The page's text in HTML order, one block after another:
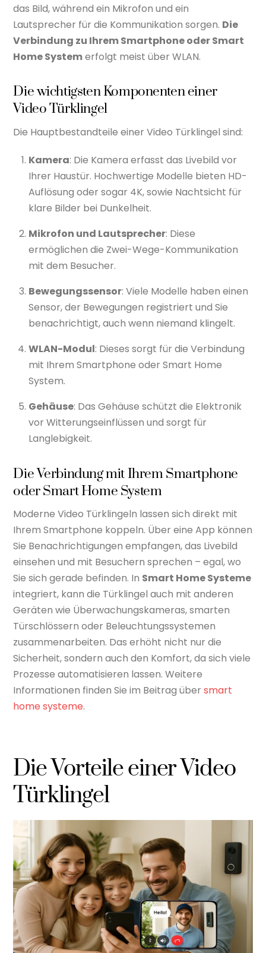
das Bild, während ein Mikrofon und ein
Lautsprecher für die Kommunikation sorgen. Die
Verbindung zu Ihrem Smartphone oder Smart
Home Systemerfolgt meist über WLAN.
Die wichtigsten Komponenten einer
Video Türklingel
Die Hauptbestandteile einer Video Türklingel sind:
Kamera: Die Kamera erfasst das Livebild vor
Ihrer Haustür. Hochwertige Modelle bieten HD-
Auflösung oder sogar 4K, sowie Nachtsicht für
klare Bilder bei Dunkelheit.
Mikrofon und Lautsprecher: Diese
ermöglichen die Zwei-Wege-Kommunikation
mit dem Besucher.
Bewegungssensor: Viele Modelle haben einen
Sensor, der Bewegungen registriert und Sie
benachrichtigt, auch wenn niemand klingelt.
WLAN-Modul: Dieses sorgt für die Verbindung
mit Ihrem Smartphone oder Smart Home
System.
Gehäuse: Das Gehäuse schützt die Elektronik
vor Witterungseinflüssen und sorgt für
Langlebigkeit.
Die Verbindung mit Ihrem Smartphone
oder Smart Home System
Moderne Video Türklingeln lassen sich direkt mit
Ihrem Smartphone koppeln. Über eine App können
Sie Benachrichtigungen empfangen, das Livebild
einsehen und mit Besuchern sprechen – egal, wo
Sie sich gerade befinden. In Smart Home Systeme
integriert, kann die Türklingel auch mit anderen
Geräten wie Überwachungskameras, smarten
Türschlössern oder Beleuchtungssystemen
zusammenarbeiten. Das erhöht nicht nur die
Sicherheit, sondern auch den Komfort, da sich viele
Prozesse automatisieren lassen. Weitere
Informationen finden Sie im Beitrag übersmart
home systeme.
Die Vorteile einer Video
Türklingel